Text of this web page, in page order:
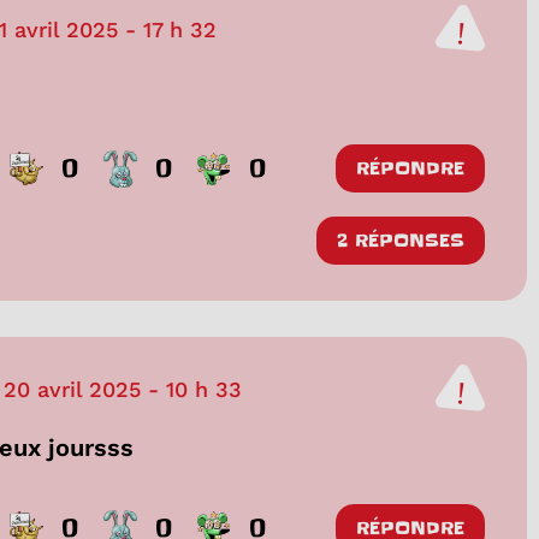
avril 2025 - 17 h 32
0 0 0 RÉPONDRE
2 RÉPONSES
20 avril 2025 - 10 h 33
joursss
0 0 0 RÉPONDRE